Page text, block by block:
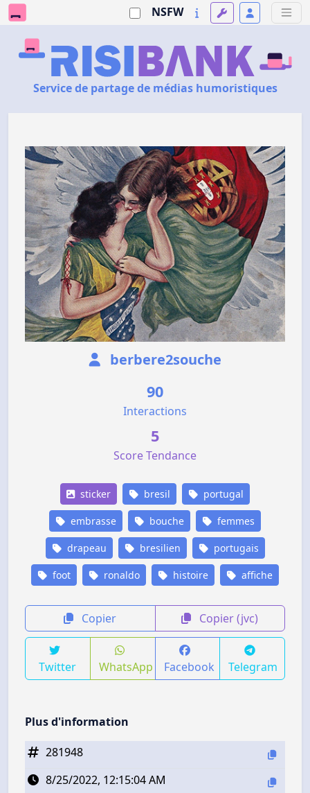
NSFW
Service de partage de médias humoristiques
berbere2souche
90
Interactions
5
Score Tendance
sticker bresil portugal
embrasse bouche femmes
drapeau bresilien portugais
foot ronaldo histoire affiche
Copier Copier (jvc)
Twitter WhatsApp Facebook Telegram
Plus d'information
281948
8/25/2022, 12:15:04 AM